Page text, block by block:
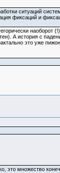
ситуаций
фиксаций и
наоборот
А история с
это уже
множество